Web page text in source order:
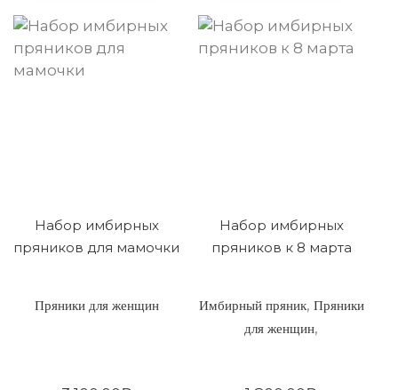
Набор имбирных
пряников для мамочки
Пряники для женщин
Набор имбирных
пряников к 8 марта
Имбирный пряник, Пряники
для женщин,